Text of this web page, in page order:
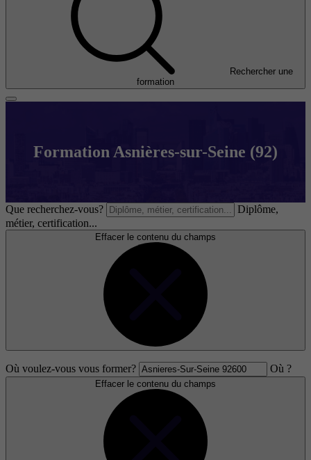
Rechercher une
formation
Formation Asnières-sur-Seine (92)
Que recherchez-vous?
Diplôme,
métier, certification...
Effacer le contenu du champs
Où voulez-vous vous former? Où ?
Effacer le contenu du champs